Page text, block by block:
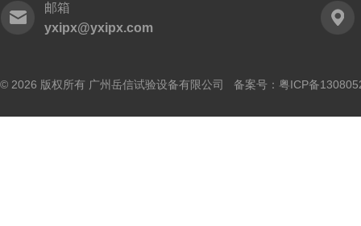
邮箱
yxipx@yxipx.com
© 2026 版权所有 广州岳信试验设备有限公司 备案号： 粤ICP备